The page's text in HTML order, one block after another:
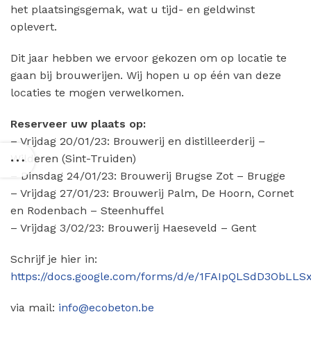
het plaatsingsgemak, wat u tijd- en geldwinst
oplevert.
Dit jaar hebben we ervoor gekozen om op locatie te
gaan bij brouwerijen. Wij hopen u op één van deze
locaties te mogen verwelkomen.
Reserveer uw plaats op:
– Vrijdag 20/01/23: Brouwerij en distilleerderij –
Wilderen (Sint-Truiden)
– Dinsdag 24/01/23: Brouwerij Brugse Zot – Brugge
– Vrijdag 27/01/23: Brouwerij Palm, De Hoorn, Cornet
en Rodenbach – Steenhuffel
– Vrijdag 3/02/23: Brouwerij Haeseveld – Gent
Schrijf je hier in:
https://docs.google.com/forms/d/e/
via mail: info@ecobeton.be